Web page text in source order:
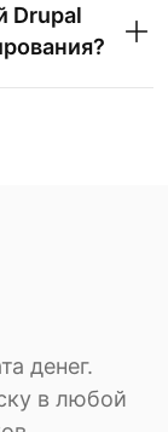
Drupal
денег.
в любой